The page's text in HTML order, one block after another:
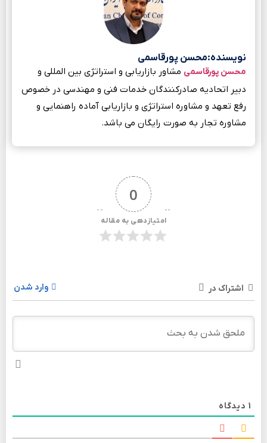
نویسنده:محسن پورقاسمی
محسن پورقاسمی مشاور بازاریابی و استراتژی بین المللی و
دبیر اتحادیه صادرکنندگان خدمات فنی و مهندسی در خصوص
رفع تعهد و مشاوره استراتژی و بازاریابی آماده راهنمایی و
مشاوره تجار به صورت رایگان می باشد.
0
امتیازدهی به مقاله
اشتراک در وارد شدن
1 دیدگاه